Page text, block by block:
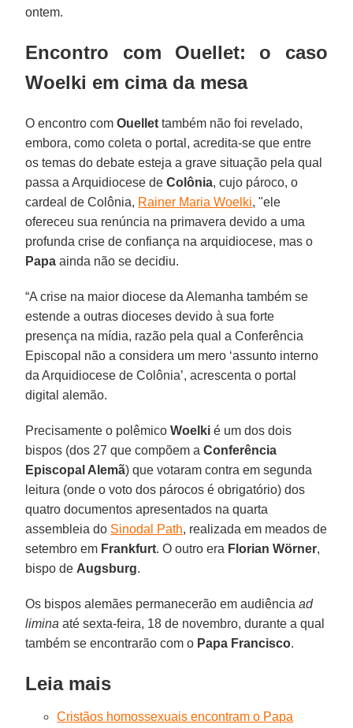
ontem.
Encontro com Ouellet: o caso
Woelki em cima da mesa
O encontro comOuellet também não foi revelado,
embora, como coleta o portal, acredita-se que entre
os temas do debate esteja a grave situação pela qual
passa a Arquidiocese deColônia, cujo pároco, o
cardeal de Colônia, Rainer Maria Woelki, "ele
ofereceu sua renúncia na primavera devido a uma
profunda crise de confiança na arquidiocese, mas o
Papa ainda não se decidiu.
“A crise na maior diocese da Alemanha também se
estende a outras dioceses devido à sua forte
presença na mídia, razão pela qual a Conferência
Episcopal não a considera um mero ‘assunto interno
da Arquidiocese de Colônia’, acrescenta o portal
digital alemão.
Precisamente o polêmicoWoelki é um dos dois
bispos (dos 27 que compõem aConferência
Episcopal Alemã) que votaram contra em segunda
leitura (onde o voto dos párocos é obrigatório) dos
quatro documentos apresentados na quarta
assembleia do Sinodal Path, realizada em meados de
setembro em Frankfurt. O outro era Florian Wörner,
bispo de Augsburg.
Os bispos alemães permanecerão em audiênciaad
limina até sexta-feira, 18 de novembro, durante a qual
também se encontrarão com o Papa Francisco.
Leia mais
Cristãos homossexuais encontram o Papa